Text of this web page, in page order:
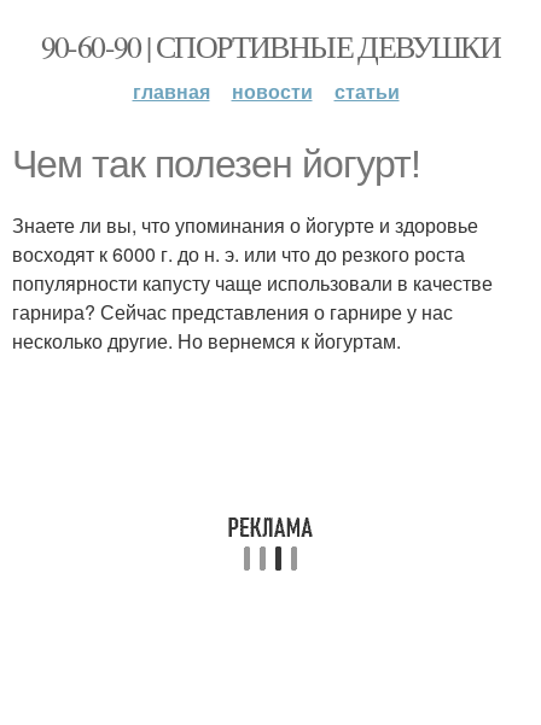
90-60-90 | СПОРТИВНЫЕ ДЕВУШКИ
главная новости статьи
Чем так полезен йогурт!
Знаете ли вы, что упоминания о йогурте и здоровье
восходят к 6000 г. до н. э. или что до резкого роста
популярности капусту чаще использовали в качестве
гарнира? Сейчас представления о гарнире у нас
несколько другие. Но вернемся к йогуртам.